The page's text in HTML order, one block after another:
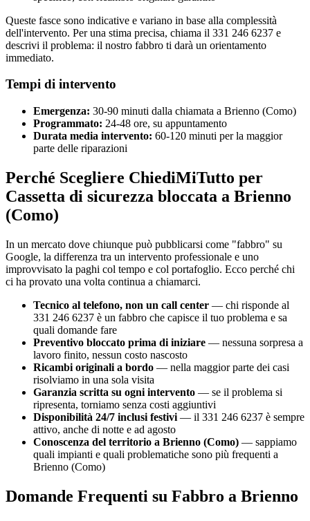
Queste fasce sono indicative e variano in base alla complessità
dell'intervento. Per una stima precisa, chiama il 331 246 6237 e
descrivi il problema: il nostro fabbro ti darà un orientamento
immediato.
Tempi di intervento
Emergenza: 30-90 minuti dalla chiamata a Brienno (Como)
Programmato: 24-48 ore, su appuntamento
Durata media intervento: 60-120 minuti per la maggior
parte delle riparazioni
Perché Scegliere ChiediMiTutto per
Cassetta di sicurezza bloccata a Brienno
(Como)
In un mercato dove chiunque può pubblicarsi come "fabbro" su
Google, la differenza tra un intervento professionale e uno
improvvisato la paghi col tempo e col portafoglio. Ecco perché chi
ci ha provato una volta continua a chiamarci.
Tecnico al telefono, non un call center — chi risponde al
331 246 6237 è un fabbro che capisce il tuo problema e sa
quali domande fare
Preventivo bloccato prima di iniziare — nessuna sorpresa a
lavoro finito, nessun costo nascosto
Ricambi originali a bordo — nella maggior parte dei casi
risolviamo in una sola visita
Garanzia scritta su ogni intervento — se il problema si
ripresenta, torniamo senza costi aggiuntivi
Disponibilità 24/7 inclusi festivi — il 331 246 6237 è sempre
attivo, anche di notte e ad agosto
Conoscenza del territorio a Brienno (Como) — sappiamo
quali impianti e quali problematiche sono più frequenti a
Brienno (Como)
Domande Frequenti su Fabbro a Brienno